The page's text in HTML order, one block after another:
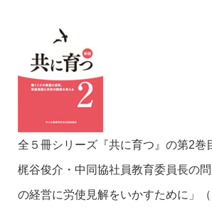
全５冊シリーズ『共に育つ』の第2巻
梶谷俊介・中同協社員教育委員長の
の経営に労使見解をいかすために」